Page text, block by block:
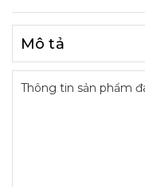
Mô tả
Thông tin sản phẩm